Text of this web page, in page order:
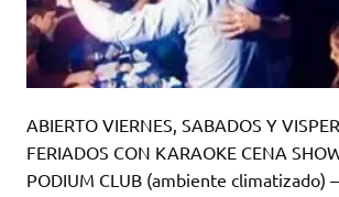
ABIERTO VIERNES, SABADOS Y
FERIADOS CON KARAOKE CENA
PODIUM CLUB (ambiente climatizado)